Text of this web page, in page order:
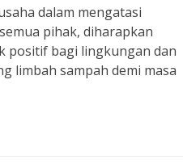
dalam mengatasi
pihak, diharapkan
positif bagi lingkungan dan
limbah sampah demi masa